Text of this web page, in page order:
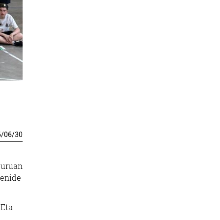
/06/30